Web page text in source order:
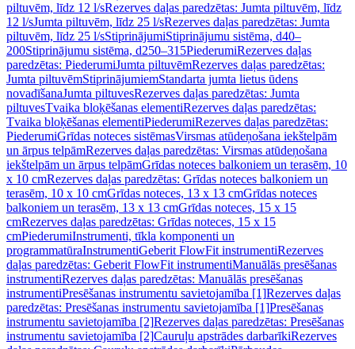
piltuvēm, līdz 12 l/sRezerves daļas paredzētas: Jumta piltuvēm, līdz
12 l/sJumta piltuvēm, līdz 25 l/sRezerves daļas paredzētas: Jumta
piltuvēm, līdz 25 l/sStiprinājumiStiprinājumu sistēma, d40–
200Stiprinājumu sistēma, d250–315PiederumiRezerves daļas
paredzētas: PiederumiJumta piltuvēmRezerves daļas paredzētas:
Jumta piltuvēmStiprinājumiemStandarta jumta lietus ūdens
novadīšanaJumta piltuvesRezerves daļas paredzētas: Jumta
piltuvesTvaika bloķēšanas elementiRezerves daļas paredzētas:
Tvaika bloķēšanas elementiPiederumiRezerves daļas paredzētas:
PiederumiGrīdas noteces sistēmasVirsmas atūdeņošana iekštelpām
un ārpus telpāmRezerves daļas paredzētas: Virsmas atūdeņošana
iekštelpām un ārpus telpāmGrīdas noteces balkoniem un terasēm, 10
x 10 cmRezerves daļas paredzētas: Grīdas noteces balkoniem un
terasēm, 10 x 10 cmGrīdas noteces, 13 x 13 cmGrīdas noteces
balkoniem un terasēm, 13 x 13 cmGrīdas noteces, 15 x 15
cmRezerves daļas paredzētas: Grīdas noteces, 15 x 15
cmPiederumiInstrumenti, tīkla komponenti un
programmatūraInstrumentiGeberit FlowFit instrumentiRezerves
daļas paredzētas: Geberit FlowFit instrumentiManuālās presēšanas
instrumentiRezerves daļas paredzētas: Manuālās presēšanas
instrumentiPresēšanas instrumentu savietojamība [1]Rezerves daļas
paredzētas: Presēšanas instrumentu savietojamība [1]Presēšanas
instrumentu savietojamība [2]Rezerves daļas paredzētas: Presēšanas
instrumentu savietojamība [2]Cauruļu apstrādes darbarīkiRezerves